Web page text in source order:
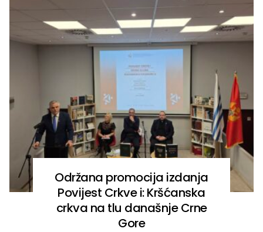
Održana promocija izdanja
Povijest Crkve i: Kršćanska
crkva na tlu današnje Crne
Gore